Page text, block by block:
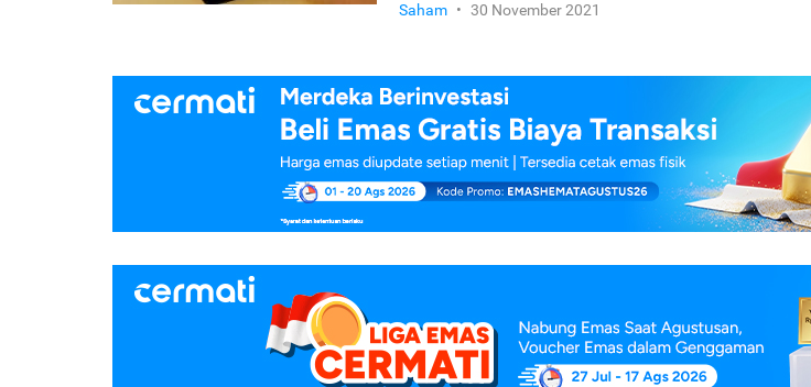
Saham • 30 November 2021